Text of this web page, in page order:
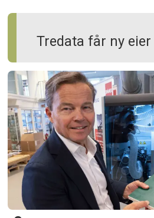
Tredata får ny eier